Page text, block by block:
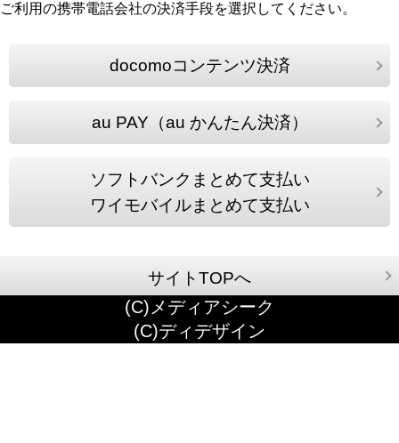
ご利用の携帯電話会社の決済手段を選択してください。
docomoコンテンツ決済
au PAY（au かんたん決済）
ソフトバンクまとめて支払い
ワイモバイルまとめて支払い
サイトTOPへ
(C)メディアシーク
(C)ディデザイン